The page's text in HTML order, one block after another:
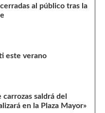
al público tras la
este verano
saldrá del
en la Plaza Mayor»